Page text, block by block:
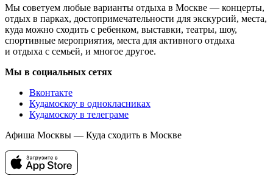
Мы советуем любые варианты отдыха в Москве — концерты,
отдых в парках, достопримечательности для экскурсий, места,
куда можно сходить с ребенком, выставки, театры, шоу,
спортивные мероприятия, места для активного отдыха
и отдыха с семьей, и многое другое.
Мы в социальных сетях
Вконтакте
Кудамоскоу в однокласниках
Кудамоскоу в телеграме
Афиша Москвы — Куда сходить в Москве